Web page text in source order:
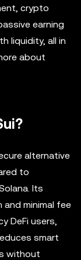
crypto
earning
liquidity, all in
about
alternative
to
Its
minimal fee
DeFi users,
smart
without